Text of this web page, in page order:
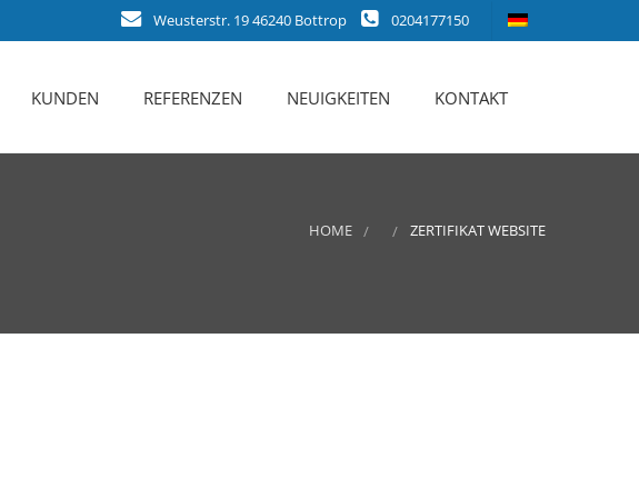
Weusterstr. 19 46240 Bottrop 0204177150
KUNDEN REFERENZEN NEUIGKEITEN KONTAKT
HOME ZERTIFIKAT WEBSITE